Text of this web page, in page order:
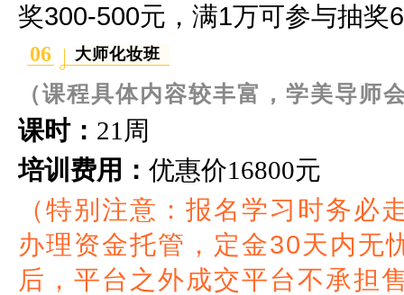
奖300-500元，满1万可参与抽奖
06 大师化妆班
（课程具体内容较丰富，学美导师
课时： 21周
培训费用： 优惠价16800元
（特别注意：报名学习时务必
办理资金托管，定金30天内无
后，平台之外成交平台不承担